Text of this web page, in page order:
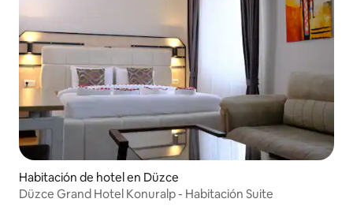
Habitación de hotel en Düzce
Düzce Grand Hotel Konuralp - Habitación Suite